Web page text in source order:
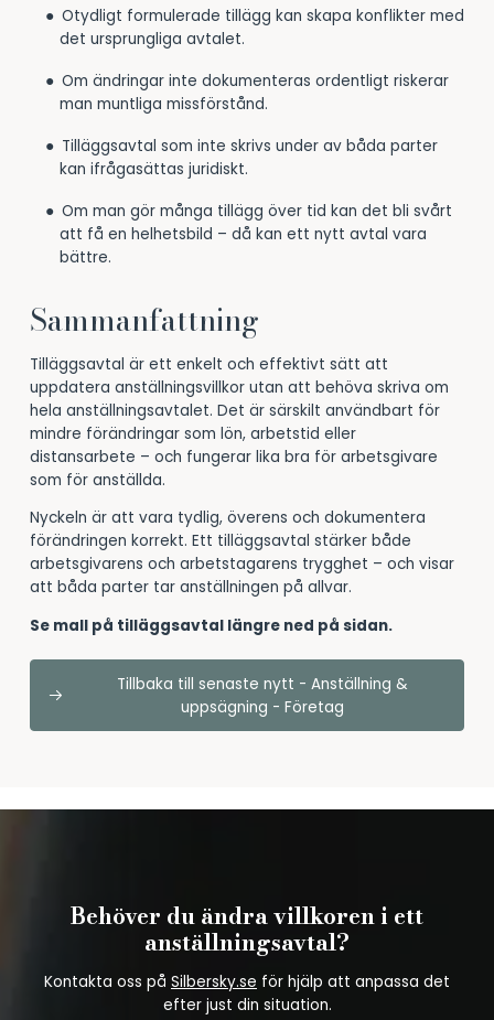
Otydligt formulerade tillägg kan skapa konflikter med
det ursprungliga avtalet.
Om ändringar inte dokumenteras ordentligt riskerar
man muntliga missförstånd.
Tilläggsavtal som inte skrivs under av båda parter
kan ifrågasättas juridiskt.
Om man gör många tillägg över tid kan det bli svårt
att få en helhetsbild – då kan ett nytt avtal vara
bättre.
Sammanfattning
Tilläggsavtal är ett enkelt och effektivt sätt att
uppdatera anställningsvillkor utan att behöva skriva om
hela anställningsavtalet. Det är särskilt användbart för
mindre förändringar som lön, arbetstid eller
distansarbete – och fungerar lika bra för arbetsgivare
som för anställda.
Nyckeln är att vara tydlig, överens och dokumentera
förändringen korrekt. Ett tilläggsavtal stärker både
arbetsgivarens och arbetstagarens trygghet – och visar
att båda parter tar anställningen på allvar.
Se mall på tilläggsavtal längre ned på sidan.
Tillbaka till senaste nytt - Anställning &
uppsägning - Företag
Behöver du ändra villkoren i ett
anställningsavtal?
Kontakta oss på Silbersky.se för hjälp att anpassa det
efter just din situation.